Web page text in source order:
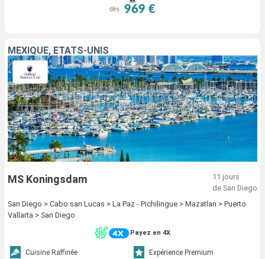
dès 969 €
MEXIQUE, ÉTATS-UNIS
MS Koningsdam
11 jours
de San Diego
San Diego > Cabo san Lucas > La Paz - Pichilingue > Mazatlan > Puerto
Vallarta > San Diego
Payez en 4X
Cuisine Raffinée
Expérience Premium